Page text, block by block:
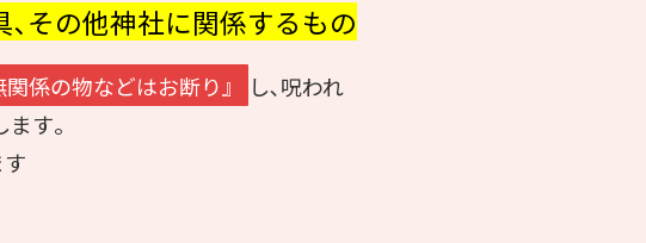
､その他神社に関係するもの
係の物などはお断り』
し､呪われ
ます｡